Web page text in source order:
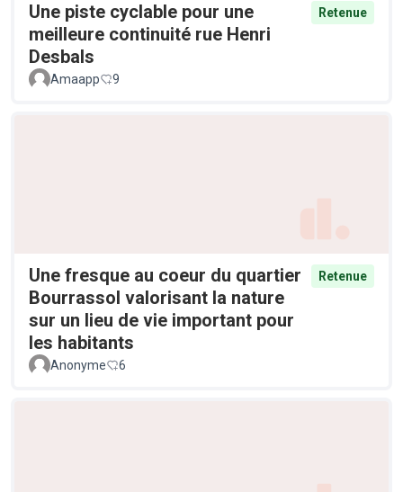
Une piste cyclable pour une
meilleure continuité rue Henri
Desbals
Retenue
Amaapp 9
Une fresque au coeur du quartier
Bourrassol valorisant la nature
sur un lieu de vie important pour
les habitants
Retenue
Anonyme 6